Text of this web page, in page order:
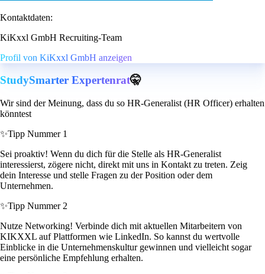
Kontaktdaten:
KiKxxl GmbH Recruiting-Team
Profil von KiKxxl GmbH anzeigen
StudySmarter Expertenrat🤫
Wir sind der Meinung, dass du so HR-Generalist (HR Officer) erhalten
könntest
✨Tipp Nummer 1
Sei proaktiv! Wenn du dich für die Stelle als HR-Generalist
interessierst, zögere nicht, direkt mit uns in Kontakt zu treten. Zeig
dein Interesse und stelle Fragen zu der Position oder dem
Unternehmen.
✨Tipp Nummer 2
Nutze Networking! Verbinde dich mit aktuellen Mitarbeitern von
KIKXXL auf Plattformen wie LinkedIn. So kannst du wertvolle
Einblicke in die Unternehmenskultur gewinnen und vielleicht sogar
eine persönliche Empfehlung erhalten.